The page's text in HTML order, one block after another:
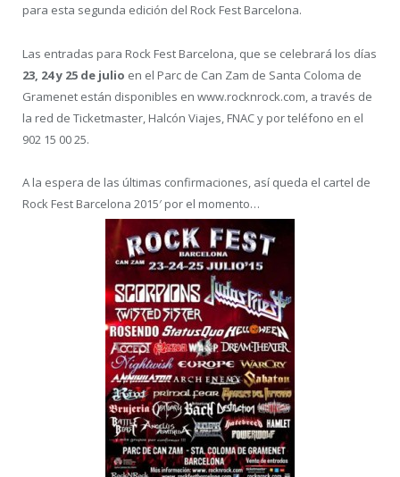
para esta segunda edición del Rock Fest Barcelona.
Las entradas para Rock Fest Barcelona, que se celebrará los días
23, 24 y 25 de julio en el Parc de Can Zam de Santa Coloma de
Gramenet están disponibles en www.rocknrock.com, a través de
la red de Ticketmaster, Halcón Viajes, FNAC y por teléfono en el
902 15 00 25.
A la espera de las últimas confirmaciones, así queda el cartel de
Rock Fest Barcelona 2015′ por el momento…